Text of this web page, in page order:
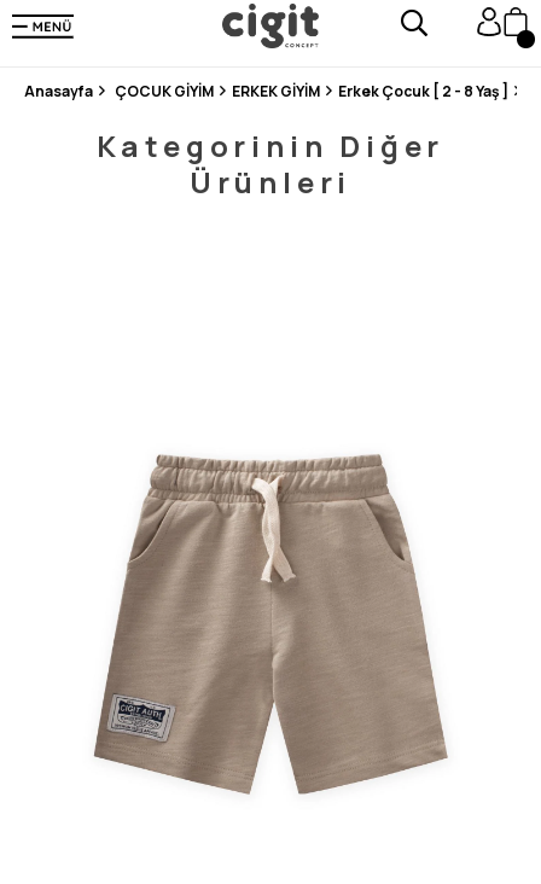
250.000'DEN FAZLA DEĞERLENDİRMEDE 5 ÜZERİNDEN 4.8 PUAN ALDI ⭐⭐⭐⭐⭐
3 MİLYONDAN FAZLA MUTLU MÜŞTERİ ❤️ 10 MİLYON ÜRÜN
Anasayfa ÇOCUK GİYİM ERKEK GİYİM Erkek Çocuk [ 2 - 8 Yaş ]
Kategorinin Diğer
Ürünleri